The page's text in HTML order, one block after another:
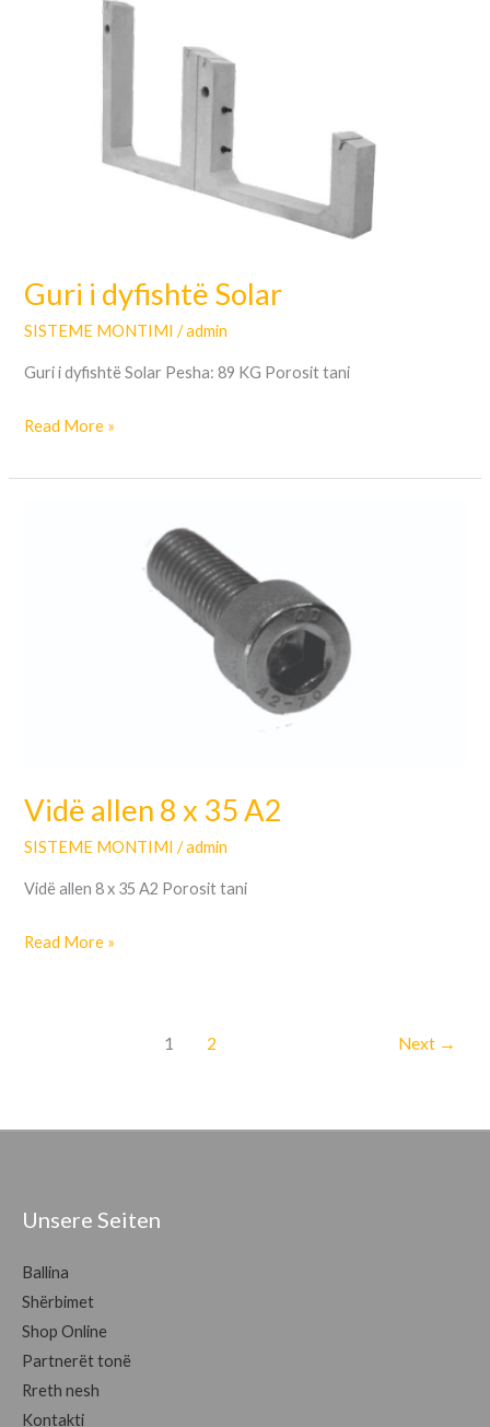
Guri i dyfishtë Solar
SISTEME MONTIMI /admin
Guri i dyfishtë Solar Pesha: 89 KG Porosit tani
Read More »
Vidë allen 8 x 35 A2
SISTEME MONTIMI /admin
Vidë allen 8 x 35 A2 Porosit tani
Read More »
1 2 Next →
Unsere Seiten
Ballina
Shërbimet
Shop Online
Partnerët tonë
Rreth nesh
Kontakti